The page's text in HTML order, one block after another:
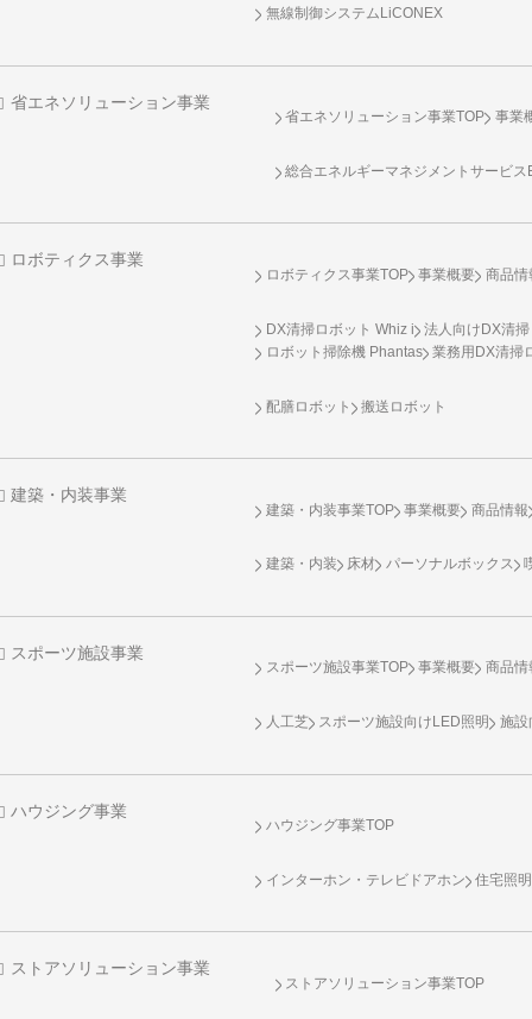
無線制御システム LiCONEX
省エネソリューション事業
省エネソリューション事業TOP 事業
総合エネルギーマネジメントサービ
ロボティクス事業
ロボティクス事業TOP 事業概要 商品情
DX清掃ロボット Whiz i
法人向けDX清
ロボット掃除機 Phantas
業務用DX清掃
配膳ロボット 搬送ロボット
建築・内装事業
建築・内装事業TOP 事業概要 商品情報
建築・内装 床材 パーソナルボックス
スポーツ施設事業
スポーツ施設事業TOP 事業概要 商品情
人工芝 スポーツ施設向け LED照明 施設
ハウジング事業
ハウジング事業TOP
インターホン・テレビドアホン 住宅照明
ストアソリューション事業
ストアソリューション事業TOP